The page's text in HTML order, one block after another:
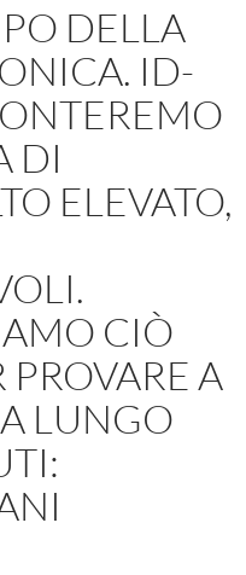
DELLA
ID-
DI
ELEVATO,
CIÒ
PROVARE A
LUNGO